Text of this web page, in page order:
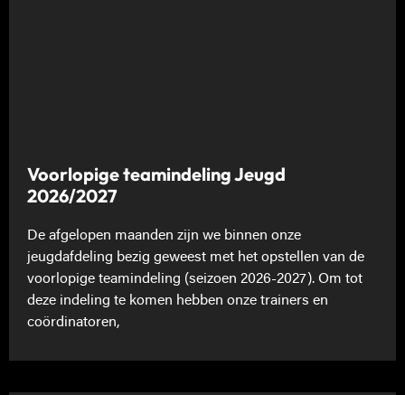
Voorlopige teamindeling Jeugd
2026/2027
De afgelopen maanden zijn we binnen onze
jeugdafdeling bezig geweest met het opstellen van de
voorlopige teamindeling (seizoen 2026-2027). Om tot
deze indeling te komen hebben onze trainers en
coördinatoren,